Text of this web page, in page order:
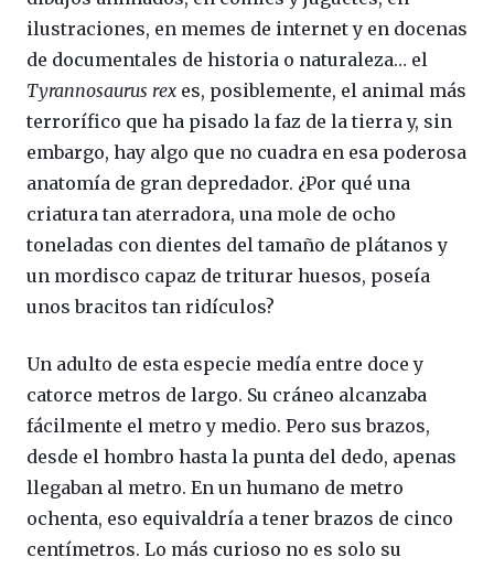
ilustraciones, en memes de internet y en docenas
de documentales de historia o naturaleza… el
Tyrannosaurus rex es, posiblemente, el animal más
terrorífico que ha pisado la faz de la tierra y, sin
embargo, hay algo que no cuadra en esa poderosa
anatomía de gran depredador. ¿Por qué una
criatura tan aterradora, una mole de ocho
toneladas con dientes del tamaño de plátanos y
un mordisco capaz de triturar huesos, poseía
unos bracitos tan ridículos?
Un adulto de esta especie medía entre doce y
catorce metros de largo. Su cráneo alcanzaba
fácilmente el metro y medio. Pero sus brazos,
desde el hombro hasta la punta del dedo, apenas
llegaban al metro. En un humano de metro
ochenta, eso equivaldría a tener brazos de cinco
centímetros. Lo más curioso no es solo su